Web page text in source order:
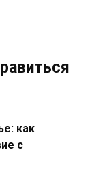
как
с